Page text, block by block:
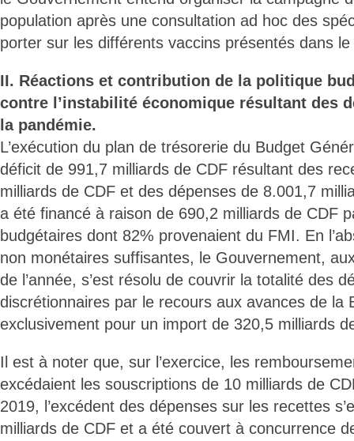
population après une consultation ad hoc des
porter sur les différents vaccins présentés dans
II. Réactions et contribution de la politique
contre l’instabilité économique résultant des
la pandémie.
L’exécution du plan de trésorerie du Budget
déficit de 991,7 milliards de CDF résultant des
milliards de CDF et des dépenses de 8.001,7
a été financé à raison de 690,2 milliards de CDF
budgétaires dont 82% provenaient du FMI. En
non monétaires suffisantes, le Gouvernement,
de l’année, s’est résolu de couvrir la totalité des
discrétionnaires par le recours aux avances de la
exclusivement pour un import de 320,5 milliards
Il est à noter que, sur l’exercice, les
excédaient les souscriptions de 10 milliards de
2019, l’excédent des dépenses sur les recettes
milliards de CDF et a été couvert à concurrence